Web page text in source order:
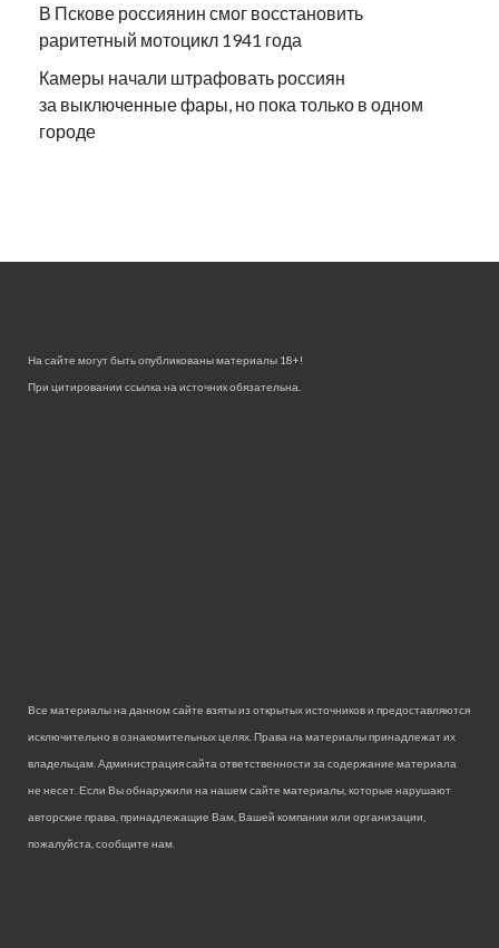
В Пскове россиянин смог восстановить
раритетный мотоцикл 1941 года
Камеры начали штрафовать россиян
за выключенные фары, но пока только в одном
городе
На сайте могут быть опубликованы материалы 18+!
При цитировании ссылка на источник обязательна.
Все материалы на данном сайте взяты из открытых источников и предоставляются
исключительно в ознакомительных целях. Права на материалы принадлежат их
владельцам. Администрация сайта ответственности за содержание материала
не несет. Если Вы обнаружили на нашем сайте материалы, которые нарушают
авторские права, принадлежащие Вам, Вашей компании или организации,
пожалуйста, сообщите нам.